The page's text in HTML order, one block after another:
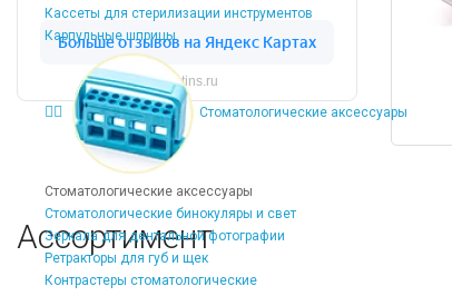
Кассеты для стерилизации инструментов
Карпульные шприцы
Стоматологические аксессуары
Стоматологические аксессуары
Стоматологические бинокуляры и свет
Зеркала для дентальной фотографии
Ретракторы для губ и щек
Контрастеры стоматологические
Dentins.ru
Ассортимент